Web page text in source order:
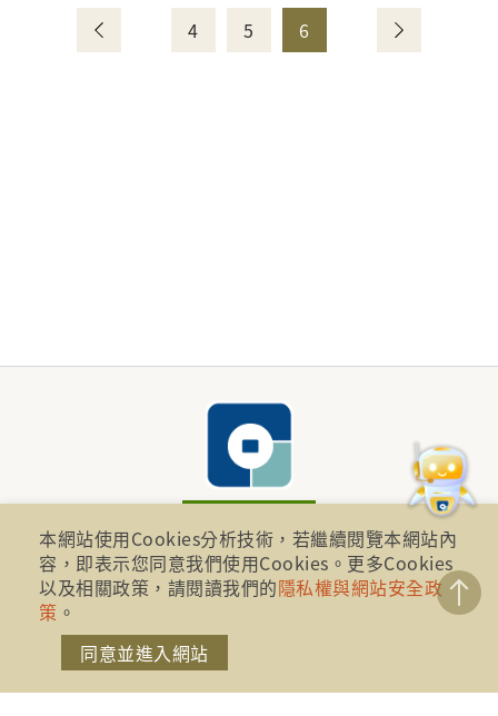
4 5 6
財團法人金融消費評議中心 著作權所有
地址：10041台北市忠孝西路一段四號17樓(崇聖大樓)
本網站使用Cookies分析技術，若繼續閱覽本網站內
容，即表示您同意我們使用Cookies。更多Cookies
以及相關政策，請閱讀我們的隱私權與網站安全政
策 。
同意並進入網站